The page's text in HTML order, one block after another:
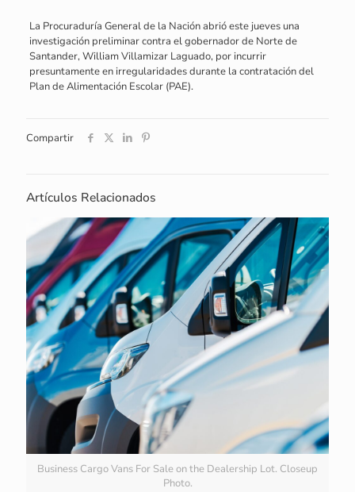
La Procuraduría General de la Nación abrió este jueves una
investigación preliminar contra el gobernador de Norte de
Santander, William Villamizar Laguado, por incurrir
presuntamente en irregularidades durante la contratación del
Plan de Alimentación Escolar (PAE).
Compartir
Artículos Relacionados
Business Cargo Vans For Sale on the Dealership Lot. Closeup
Photo.